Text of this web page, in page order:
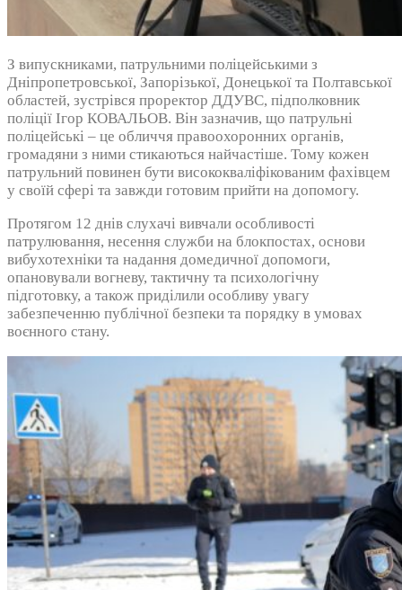
З випускниками, патрульними поліцейськими з
Дніпропетровської, Запорізької, Донецької та Полтавської
областей, зустрівся проректор ДДУВС, підполковник
поліції Ігор КОВАЛЬОВ. Він зазначив, що патрульні
поліцейські – це обличчя правоохоронних органів,
громадяни з ними стикаються найчастіше. Тому кожен
патрульний повинен бути висококваліфікованим фахівцем
у своїй сфері та завжди готовим прийти на допомогу.
Протягом 12 днів слухачі вивчали особливості
патрулювання, несення служби на блокпостах, основи
вибухотехніки та надання домедичної допомоги,
опановували вогневу, тактичну та психологічну
підготовку, а також приділили особливу увагу
забезпеченню публічної безпеки та порядку в умовах
воєнного стану.